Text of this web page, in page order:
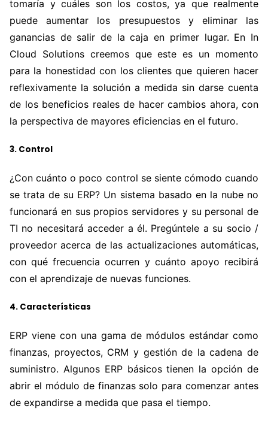
tomaría y cuáles son los costos, ya que realmente
puede aumentar los presupuestos y eliminar las
ganancias de salir de la caja en primer lugar. En In
Cloud Solutions creemos que este es un momento
para la honestidad con los clientes que quieren hacer
reflexivamente la solución a medida sin darse cuenta
de los beneficios reales de hacer cambios ahora, con
la perspectiva de mayores eficiencias en el futuro.
3. Control
¿Con cuánto o poco control se siente cómodo cuando
se trata de su ERP? Un sistema basado en la nube no
funcionará en sus propios servidores y su personal de
TI no necesitará acceder a él. Pregúntele a su socio /
proveedor acerca de las actualizaciones automáticas,
con qué frecuencia ocurren y cuánto apoyo recibirá
con el aprendizaje de nuevas funciones.
4. Características
ERP viene con una gama de módulos estándar como
finanzas, proyectos, CRM y gestión de la cadena de
suministro. Algunos ERP básicos tienen la opción de
abrir el módulo de finanzas solo para comenzar antes
de expandirse a medida que pasa el tiempo.